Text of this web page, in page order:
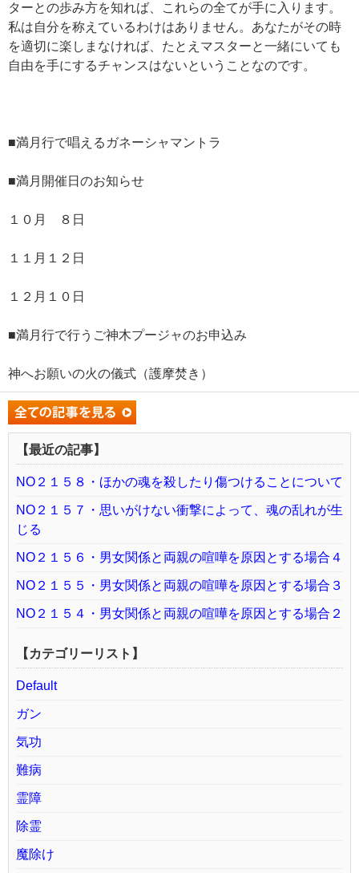
ターとの歩み方を知れば、これらの全てが手に入ります。
私は自分を称えているわけはありません。あなたがその時
を適切に楽しまなければ、たとえマスターと一緒にいても
自由を手にするチャンスはないということなのです。
■満月行で唱えるガネーシャマントラ
■満月開催日のお知らせ
１０月 ８日
１１月１２日
１２月１０日
■満月行で行うご神木プージャのお申込み
神へお願いの火の儀式（護摩焚き）
【最近の記事】
NO２１５８・ほかの魂を殺したり傷つけることについて
NO２１５７・思いがけない衝撃によって、魂の乱れが生
じる
NO２１５６・男女関係と両親の喧嘩を原因とする場合４
NO２１５５・男女関係と両親の喧嘩を原因とする場合３
NO２１５４・男女関係と両親の喧嘩を原因とする場合２
【カテゴリーリスト】
Default
ガン
気功
難病
霊障
除霊
魔除け